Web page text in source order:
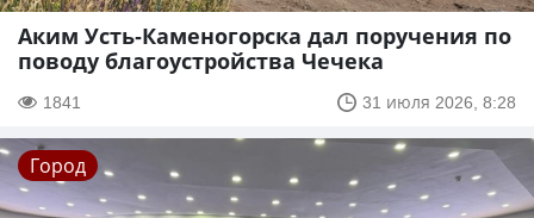
Аким Усть-Каменогорска дал поручения по
поводу благоустройства Чечека
1841 31 июля 2026, 8:28
Город